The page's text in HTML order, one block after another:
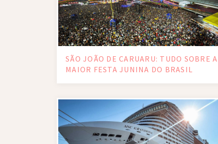
SÃO JOÃO DE CARUARU: TUDO SOBRE A
MAIOR FESTA JUNINA DO BRASIL